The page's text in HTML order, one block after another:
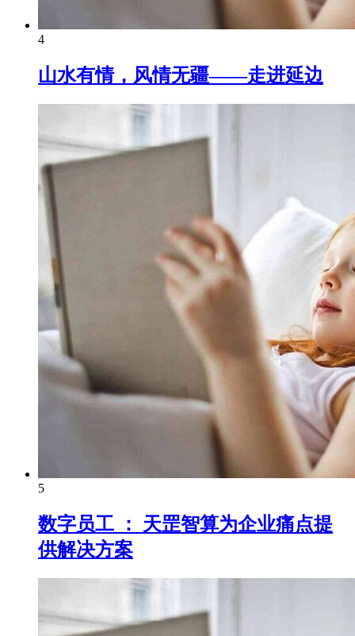
4
山水有情，风情无疆——走进延边
5
数字员工 ： 天罡智算为企业痛点提
供解决方案